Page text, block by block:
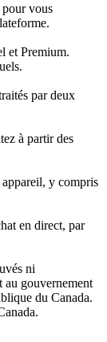
pour vous
et Premium.
par deux
à partir des
y compris
en direct, par
ni
au gouvernement
du Canada.